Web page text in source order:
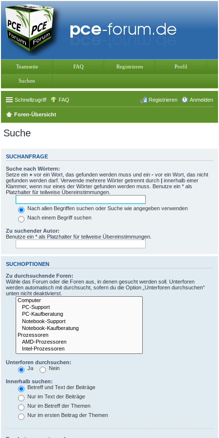
Teamseite FAQ Registrieren Profil
Suchen
Schnellzugriff FAQ Anmelden
Registrieren
Foren-Übersicht
Suche
SUCHANFRAGE
Suche nach Wörtern:
Setze ein + vor ein Wort, das gefunden werden muss und ein - vor ein Wort, das nicht
gefunden werden darf. Verwende mehrere Wörter getrennt durch | innerhalb einer
Klammer, wenn nur eines der Wörter gefunden werden muss. Benutze ein * als
Platzhalter für teilweise Übereinstimmungen.
Nach allen Begriffen suchen oder Suche wie angegeben verwenden
Nach einem Begriff suchen
Zu suchender Autor:
Benutze ein * als Platzhalter für teilweise Übereinstimmungen.
SUCHOPTIONEN
Zu durchsuchende Foren:
Wähle das Forum oder die Foren aus, in denen gesucht werden soll. Unterforen
werden automatisch mit durchsucht, sofern du die Option „Unterforen durchsuchen“
unten nicht deaktivierst.
Unterforen durchsuchen:
Ja
Nein
Innerhalb suchen:
Betreff und Text der Beiträge
Nur im Text der Beiträge
Nur im Betreff der Themen
Nur im ersten Beitrag der Themen